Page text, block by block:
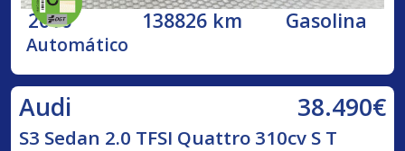
2016 138826 km Gasolina
Automático
Audi 38.490€
S3 Sedan 2.0 TFSI Quattro 310cv S T